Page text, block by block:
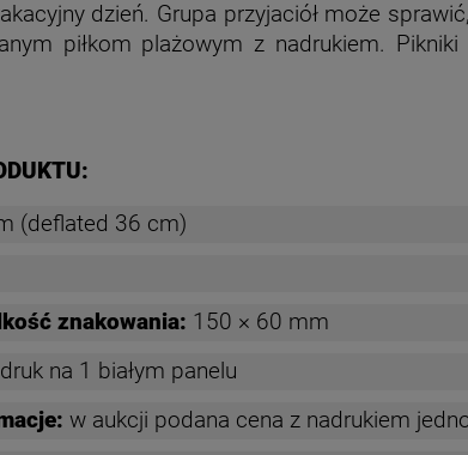
dzień. Grupa przyjaciół może
piłkom plażowym z nadrukiem.
(deflated 36 cm)
znakowania: 150 × 60 mm
na 1 białym panelu
w aukcji podana cena z nadrukiem